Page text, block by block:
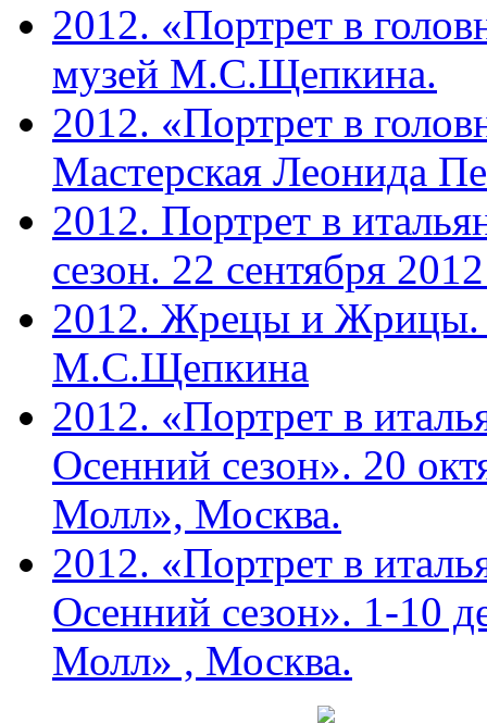
2012. «Портрет в
музей М.С.Щепкина.
2012. «Портрет в
Мастерская Леонида
2012. Портрет в
сезон. 22 сентября
2012. Жрецы и Жрицы.
М.С.Щепкина
2012. «Портрет в
Осенний сезон». 20
Молл», Москва.
2012. «Портрет в
Осенний сезон». 1-10
Молл» , Москва.